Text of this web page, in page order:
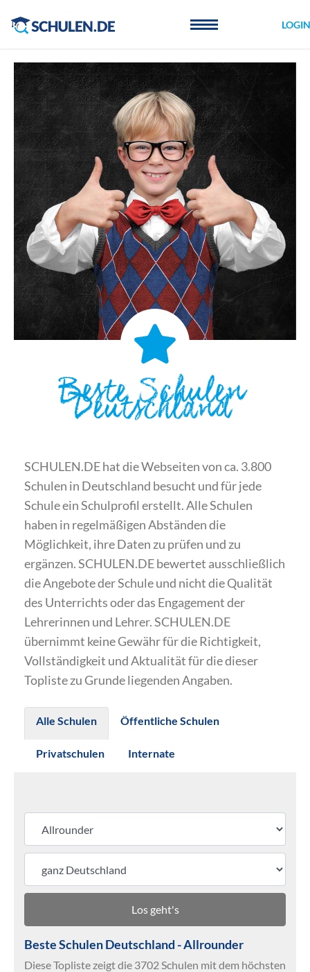
LOGIN
Beste Schulen
Deutschland
SCHULEN.DE hat die Webseiten von ca. 3.800
Schulen in Deutschland besucht und für jede
Schule ein Schulprofil erstellt. Alle Schulen
haben in regelmäßigen Abständen die
Möglichkeit, ihre Daten zu prüfen und zu
ergänzen. SCHULEN.DE bewertet ausschließlich
die Angebote der Schule und nicht die Qualität
des Unterrichts oder das Engagement der
Lehrerinnen und Lehrer. SCHULEN.DE
übernimmt keine Gewähr für die Richtigkeit,
Vollständigkeit und Aktualität für die dieser
Topliste zu Grunde liegenden Angaben.
Alle Schulen Öffentliche Schulen
Privatschulen Internate
Los geht's
Beste Schulen Deutschland - Allrounder
Diese Topliste zeigt die 3702 Schulen mit dem höchsten